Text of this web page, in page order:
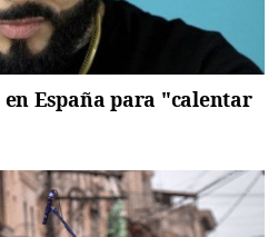
en España para "calentar